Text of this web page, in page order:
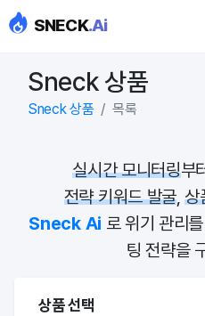
SNECK.Ai
Sneck 상품
Sneck 상품 목록
실시간 모니터링부
전략 키워드 발굴,상
Sneck Ai 로 위기 관리
팅 전략을
상품 선택